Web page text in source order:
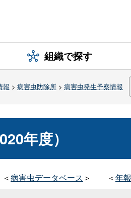
組織で探す
報 > 病害虫防除所 > 病害虫発生予察情報
年度）
＜病害虫データベース ＞ ＜年報